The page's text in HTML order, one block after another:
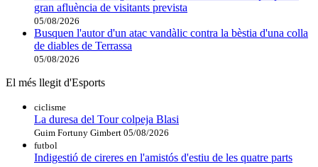
gran afluència de visitants prevista
05/08/2026
Busquen l'autor d'un atac vandàlic contra la bèstia d'una colla
de diables de Terrassa
05/08/2026
El més llegit d'Esports
ciclisme
La duresa del Tour colpeja Blasi
Guim Fortuny Gimbert 05/08/2026
futbol
Indigestió de cireres en l'amistós d'estiu de les quatre parts